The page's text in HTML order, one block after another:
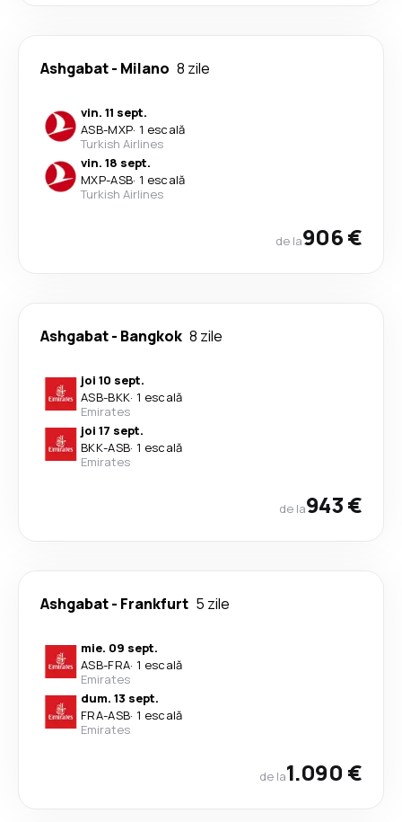
Ashgabat- Milano 8 zile
vin. 11 sept.
ASB-MXP· 1 escală
Turkish Airlines
vin. 18 sept.
MXP-ASB· 1 escală
Turkish Airlines
de la906 €
Ashgabat- Bangkok 8 zile
joi 10 sept.
ASB-BKK· 1 escală
Emirates
joi 17 sept.
BKK-ASB· 1 escală
Emirates
de la943 €
Ashgabat- Frankfurt 5 zile
mie. 09 sept.
ASB-FRA· 1 escală
Emirates
dum. 13 sept.
FRA-ASB· 1 escală
Emirates
de la1.090 €